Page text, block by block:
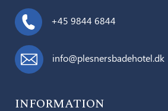
+45 9844 6844
info@plesnersbadehotel.dk
INFORMATION